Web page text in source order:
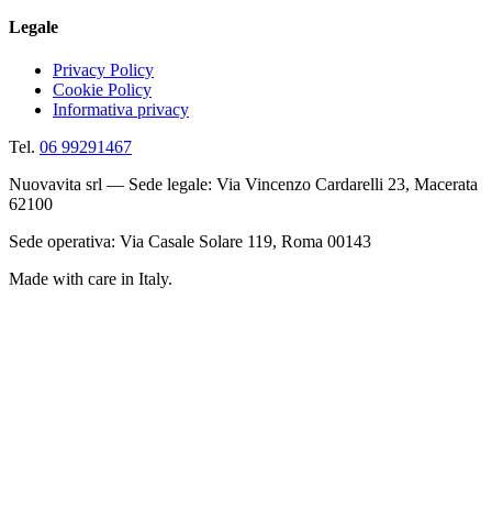
Legale
Privacy Policy
Cookie Policy
Informativa privacy
Tel. 06 99291467
Nuovavita srl — Sede legale: Via Vincenzo Cardarelli 23, Macerata
62100
Sede operativa: Via Casale Solare 119, Roma 00143
Made with care in Italy.